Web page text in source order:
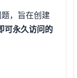
，旨在创建
可永久访问的